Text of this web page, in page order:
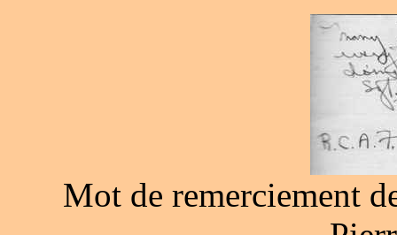
Mot de remerciement